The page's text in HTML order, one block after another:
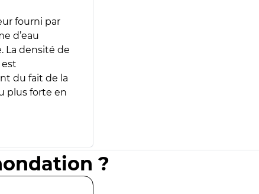
fourni par
d’eau
La densité de
du fait de la
plus forte en
?